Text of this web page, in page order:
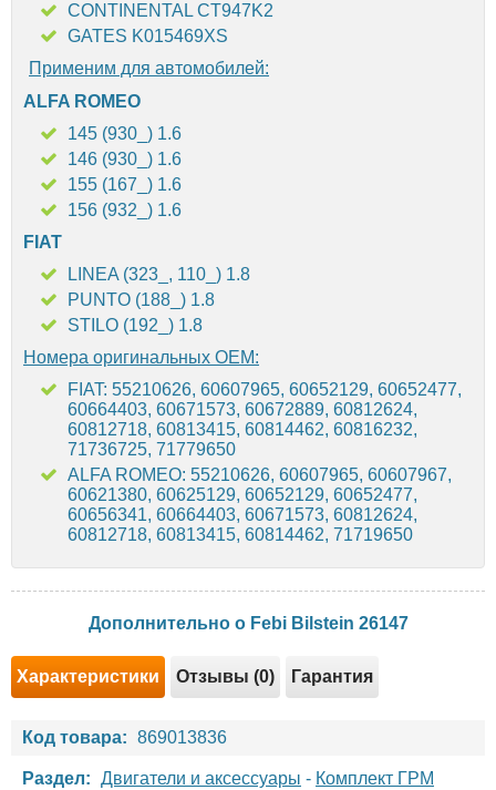
CONTINENTAL CT947K2
GATES K015469XS
Применим для автомобилей:
ALFA ROMEO
145 (930_) 1.6
146 (930_) 1.6
155 (167_) 1.6
156 (932_) 1.6
FIAT
LINEA (323_, 110_) 1.8
PUNTO (188_) 1.8
STILO (192_) 1.8
Номера оригинальных OEM:
FIAT: 55210626, 60607965, 60652129, 60652477,
60664403, 60671573, 60672889, 60812624,
60812718, 60813415, 60814462, 60816232,
71736725, 71779650
ALFA ROMEO: 55210626, 60607965, 60607967,
60621380, 60625129, 60652129, 60652477,
60656341, 60664403, 60671573, 60812624,
60812718, 60813415, 60814462, 71719650
Дополнительно о Febi Bilstein 26147
Характеристики Отзывы (0) Гарантия
Код товара: 869013836
Раздел: Двигатели и аксессуары - Комплект ГРМ